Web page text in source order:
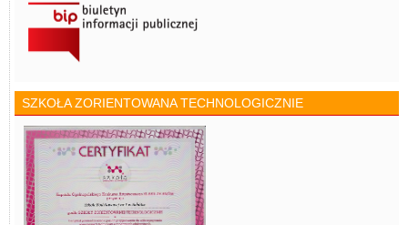
SZKOŁA ZORIENTOWANA TECHNOLOGICZNIE